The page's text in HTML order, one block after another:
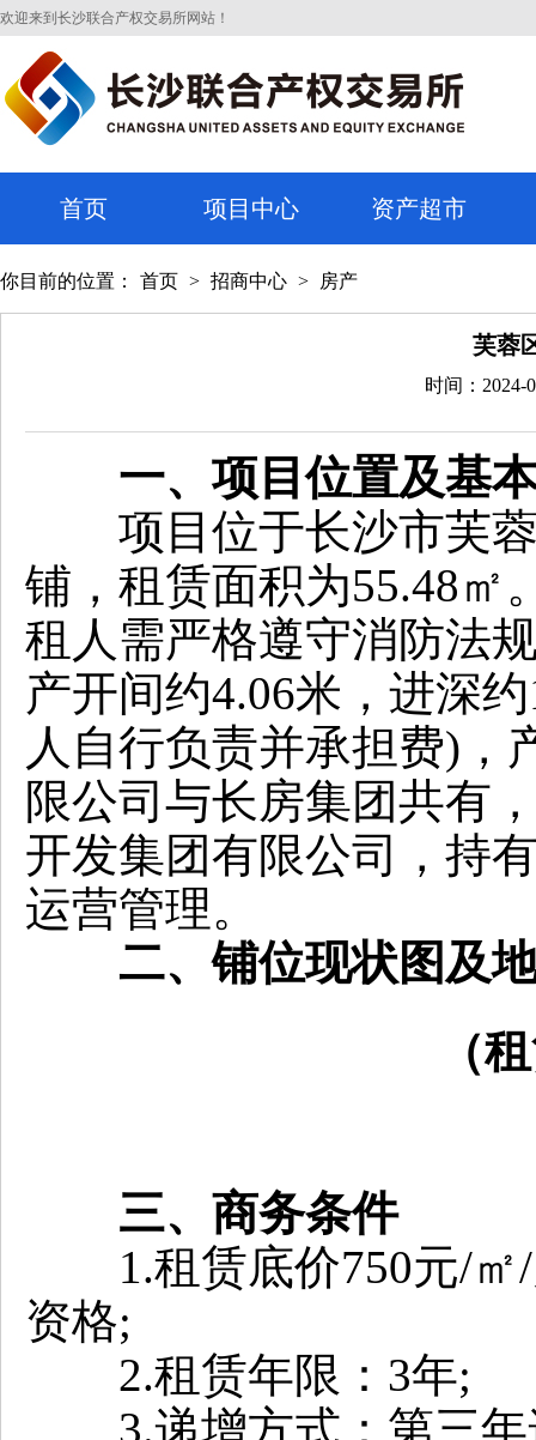
欢迎来到长沙联合产权交易所网站！
首页 项目中心 资产超市
你目前的位置： 首页 > 招商中心 > 房产
芙蓉
时间：
一、项目位置及基
项目位于长沙市芙蓉
铺，租赁面积为55.48㎡
租人需严格遵守消防法
产开间约4.06米，进深
人自行负责并承担费)，
限公司与长房集团共有
开发集团有限公司，持
运营管理。
二、铺位现状图及
（
三、商务条件
1.租赁底价750元/㎡/
资格;
2.租赁年限：3年;
3.递增方式：第三年